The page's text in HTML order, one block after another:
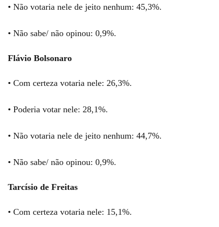
• Não votaria nele de jeito nenhum: 45,3%.
• Não sabe/ não opinou: 0,9%.
Flávio Bolsonaro
• Com certeza votaria nele: 26,3%.
• Poderia votar nele: 28,1%.
• Não votaria nele de jeito nenhum: 44,7%.
• Não sabe/ não opinou: 0,9%.
Tarcísio de Freitas
• Com certeza votaria nele: 15,1%.